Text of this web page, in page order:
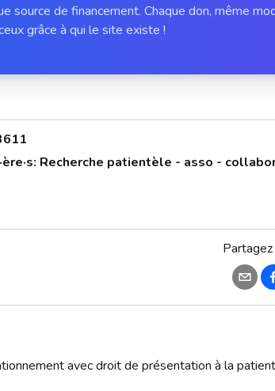
source de financement. Chaque don, même
grâce à qui le site existe !
Recherche patientèle - asso -
avec droit de présentation à la